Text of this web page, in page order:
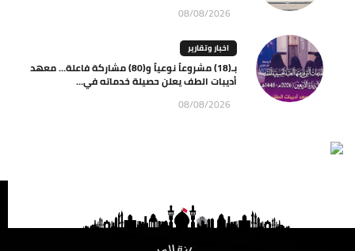
08/08/2026
اخبار وتقارير
بـ(18) مشروعاً نوعياً و(80) مشاركة فاعلة… معهد
أديبات الطف يعلن حصيلة خدماته في...
08/08/2026